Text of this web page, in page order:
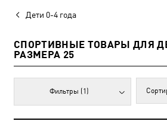
Дети 0-4 года
СПОРТИВНЫЕ ТОВАРЫ ДЛЯ
РАЗМЕРА 25
Фильтры (1)